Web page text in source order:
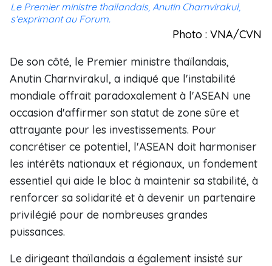
Le Premier ministre thaïlandais, Anutin Charnvirakul,
s'exprimant au Forum.
Photo : VNA/CVN
De son côté, le Premier ministre thaïlandais,
Anutin Charnvirakul, a indiqué que l'instabilité
mondiale offrait paradoxalement à l'ASEAN une
occasion d'affirmer son statut de zone sûre et
attrayante pour les investissements. Pour
concrétiser ce potentiel, l'ASEAN doit harmoniser
les intérêts nationaux et régionaux, un fondement
essentiel qui aide le bloc à maintenir sa stabilité, à
renforcer sa solidarité et à devenir un partenaire
privilégié pour de nombreuses grandes
puissances.
Le dirigeant thaïlandais a également insisté sur